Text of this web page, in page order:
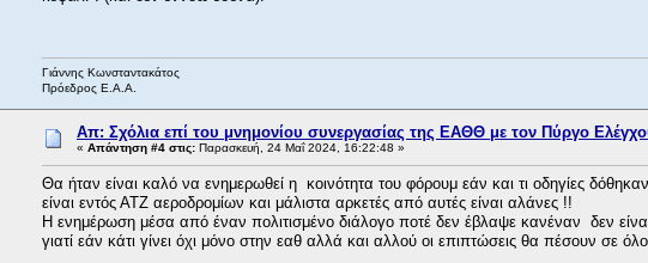
Γιάννης Κωνσταντακάτος
Πρόεδρος Ε.Α.Α.
Απ: Σχόλια επί του μνημονίου συνεργασίας της ΕΑΘΘ με τον Πύργο
« Απάντηση #4 στις: Παρασκευή, 24 Μαΐ 2024, 16:22:48 »
Θα ήταν είναι καλό να ενημερωθεί η κοινότητα του φόρουμ εάν και τι οδηγίες
είναι εντός ΑΤΖ αεροδρομίων και μάλιστα αρκετές από αυτές είναι αλάνες !!
Η ενημέρωση μέσα από έναν πολιτισμένο διάλογο ποτέ δεν έβλαψε κανέναν δεν
γιατί εάν κάτι γίνει όχι μόνο στην εαθ αλλά και αλλού οι επιπτώσεις θα πέσουν σε